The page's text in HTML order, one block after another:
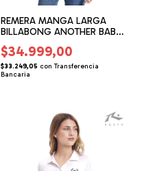
REMERA MANGA LARGA
BILLABONG ANOTHER BABY
(BG155170)
$34.999,00
$33.249,05 con Transferencia
Bancaria